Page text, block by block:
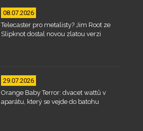
08.07.2026
Telecaster pro metalisty? Jim Root ze
Slipknot dostal novou zlatou verzi
29.07.2026
Orange Baby Terror: dvacet wattů v
aparátu, který se vejde do batohu